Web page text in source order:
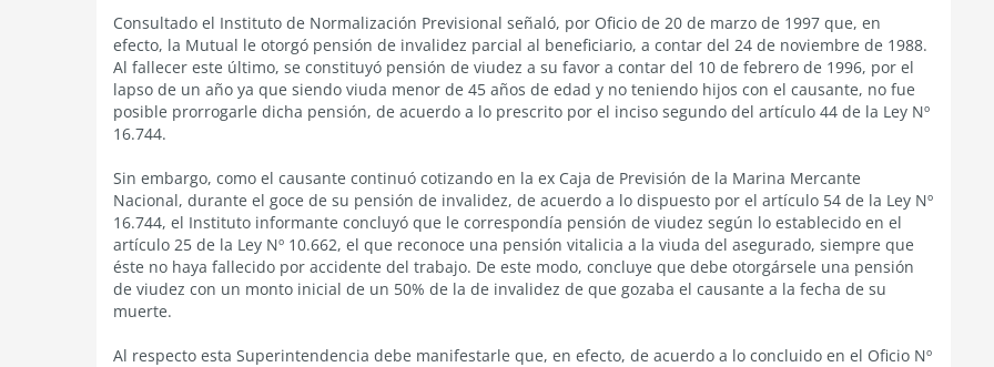
Consultado el Instituto de Normalización Previsional señaló, por Oficio de 20 de marzo de 1997 que, en
efecto, la Mutual le otorgó pensión de invalidez parcial al beneficiario, a contar del 24 de noviembre de 1988.
Al fallecer este último, se constituyó pensión de viudez a su favor a contar del 10 de febrero de 1996, por el
lapso de un año ya que siendo viuda menor de 45 años de edad y no teniendo hijos con el causante, no fue
posible prorrogarle dicha pensión, de acuerdo a lo prescrito por el inciso segundo del artículo 44 de la Ley Nº
16.744.
Sin embargo, como el causante continuó cotizando en la ex Caja de Previsión de la Marina Mercante
Nacional, durante el goce de su pensión de invalidez, de acuerdo a lo dispuesto por el artículo 54 de la Ley Nº
16.744, el Instituto informante concluyó que le correspondía pensión de viudez según lo establecido en el
artículo 25 de la Ley Nº 10.662, el que reconoce una pensión vitalicia a la viuda del asegurado, siempre que
éste no haya fallecido por accidente del trabajo. De este modo, concluye que debe otorgársele una pensión
de viudez con un monto inicial de un 50% de la de invalidez de que gozaba el causante a la fecha de su
muerte.
Al respecto esta Superintendencia debe manifestarle que, en efecto, de acuerdo a lo concluido en el Oficio Nº